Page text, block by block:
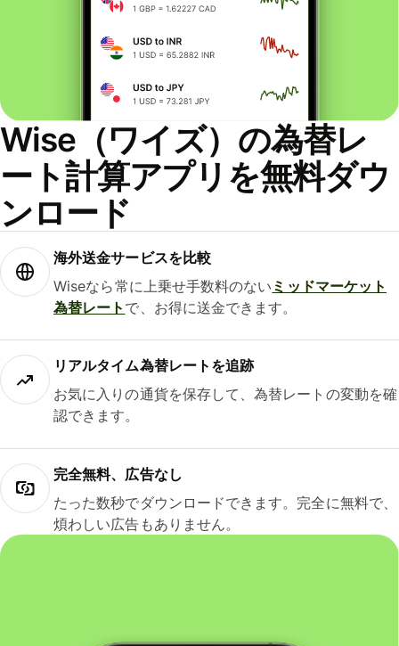
Wise（ワイズ）の為替レ
ート計算アプリを無料ダウ
ンロード
海外送金サービスを比較
Wiseなら常に上乗せ手数料のない ミッドマーケット
為替レート で、お得に送金できます。
リアルタイム為替レートを追跡
お気に入りの通貨を保存して、為替レートの変動を確
認できます。
完全無料、広告なし
たった数秒でダウンロードできます。完全に無料で、
煩わしい広告もありません。